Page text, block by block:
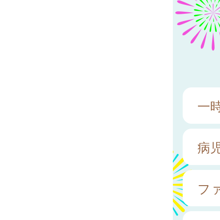
一
病
フ